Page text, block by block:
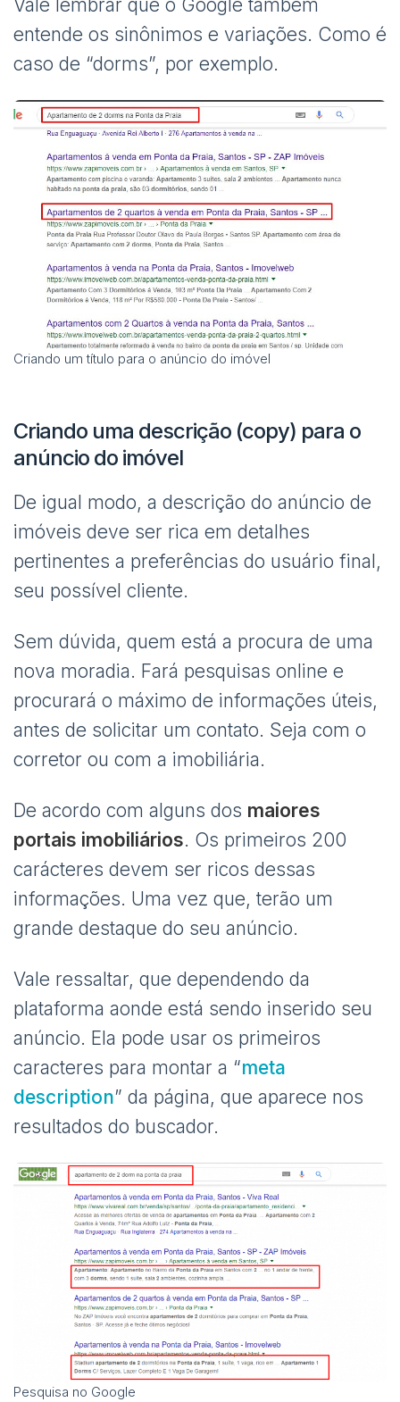
Vale lembrar que o Google também
entende os sinônimos e variações. Como é
caso de “dorms”, por exemplo.
Criando um título para o anúncio do imóvel
Criando uma descrição (copy) para o
anúncio do imóvel
De igual modo, a descrição do anúncio de
imóveis deve ser rica em detalhes
pertinentes a preferências do usuário final,
seu possível cliente.
Sem dúvida, quem está a procura de uma
nova moradia. Fará pesquisas online e
procurará o máximo de informações úteis,
antes de solicitar um contato. Seja com o
corretor ou com a imobiliária.
De acordo com alguns dos maiores
portais imobiliários. Os primeiros 200
carácteres devem ser ricos dessas
informações. Uma vez que, terão um
grande destaque do seu anúncio.
Vale ressaltar, que dependendo da
plataforma aonde está sendo inserido seu
anúncio. Ela pode usar os primeiros
caracteres para montar a “meta
description” da página, que aparece nos
resultados do buscador.
Pesquisa no Google